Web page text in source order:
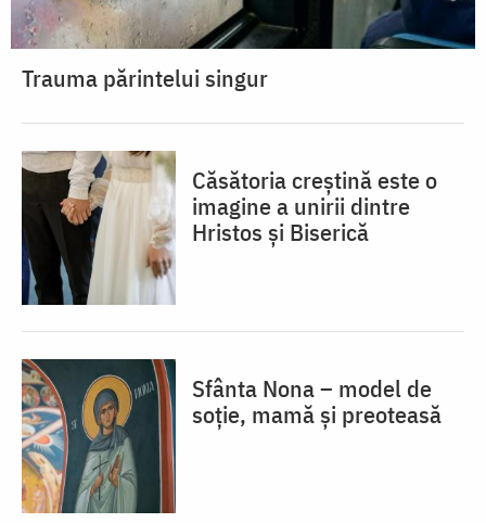
Trauma părintelui singur
Căsătoria creștină este o
imagine a unirii dintre
Hristos și Biserică
Sfânta Nona – model de
soție, mamă și preoteasă